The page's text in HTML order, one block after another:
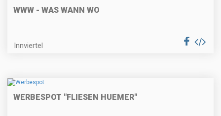
WWW - WAS WANN WO
Innviertel
WERBESPOT "FLIESEN HUEMER"